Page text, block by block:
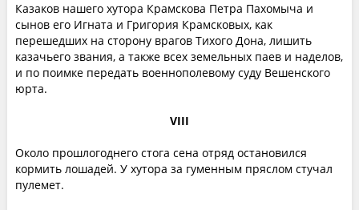
Казаков нашего хутора Крамскова Петра Пахомыча и
сынов его Игната и Григория Крамсковых, как
перешедших на сторону врагов Тихого Дона, лишить
казачьего звания, а также всех земельных паев и наделов,
и по поимке передать военнополевому суду Вешенского
юрта.
VIII
Около прошлогоднего стога сена отряд остановился
кормить лошадей. У хутора за гуменным пряслом стучал
пулемет.